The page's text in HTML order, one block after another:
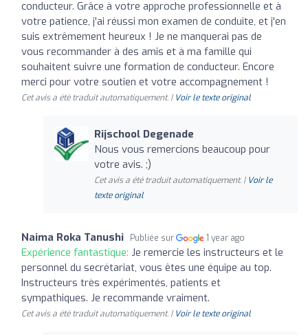
conducteur. Grâce à votre approche professionnelle et à
votre patience, j'ai réussi mon examen de conduite, et j'en
suis extrêmement heureux ! Je ne manquerai pas de
vous recommander à des amis et à ma famille qui
souhaitent suivre une formation de conducteur. Encore
merci pour votre soutien et votre accompagnement !
Cet avis a été traduit automatiquement. | Voir le texte original
Rijschool Degenade
Nous vous remercions beaucoup pour
votre avis. ;)
Cet avis a été traduit automatiquement. | Voir le
texte original
Naima Roka Tanushi Publiée sur 1 year ago
Expérience fantastique: Je remercie les instructeurs et le
personnel du secrétariat, vous êtes une équipe au top.
Instructeurs très expérimentés, patients et
sympathiques. Je recommande vraiment.
Cet avis a été traduit automatiquement. | Voir le texte original